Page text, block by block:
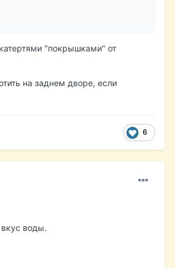
"покрышками" от
на заднем дворе, если
6
воды.